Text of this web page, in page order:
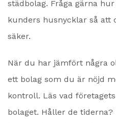
städbolag. Fråga gärna
kunders husnycklar så att
säker.
När du har jämfört några
ett bolag som du är nöjd
kontroll. Läs vad
bolaget. Håller de